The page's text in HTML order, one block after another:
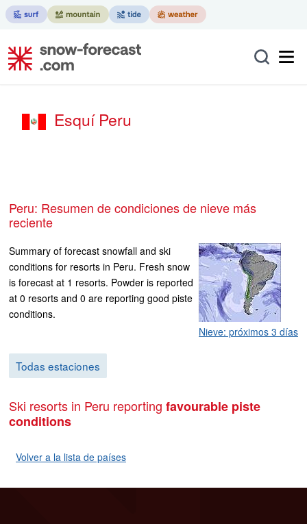
Esquí Peru
Peru: Resumen de condiciones de nieve más
reciente
Nieve: próximos 3 días
Summary of forecast snowfall and ski
conditions for resorts in Peru. Fresh snow
is forecast at 1 resorts. Powder is reported
at 0 resorts and 0 are reporting good piste
conditions.
Todas estaciones
Ski resorts in Peru reporting favourable piste
conditions
Volver a la lista de países